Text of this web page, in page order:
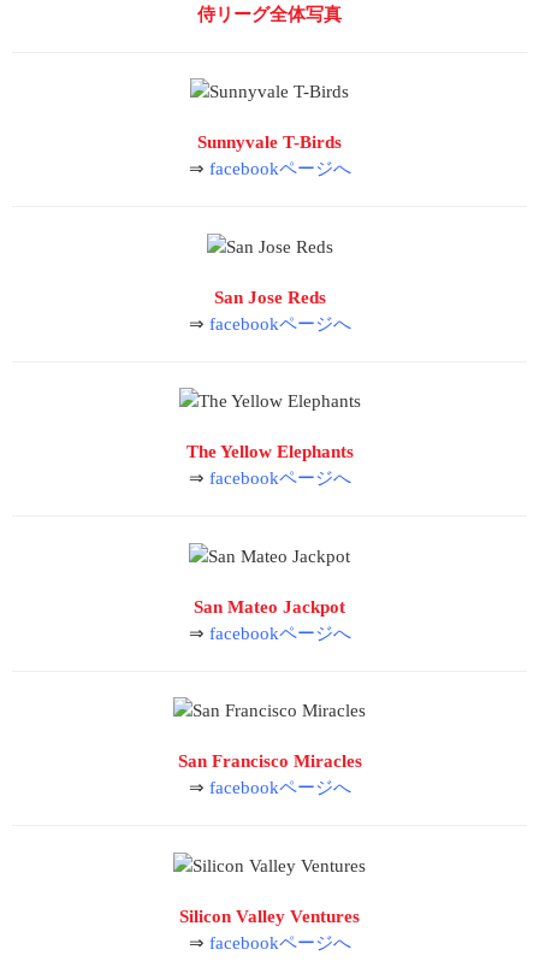
侍リーグ全体写真
Sunnyvale T-Birds
⇒ facebookページへ
San Jose Reds
⇒ facebookページへ
The Yellow Elephants
⇒ facebookページへ
San Mateo Jackpot
⇒ facebookページへ
San Francisco Miracles
⇒ facebookページへ
Silicon Valley Ventures
⇒ facebookページへ